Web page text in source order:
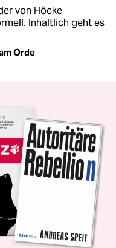
von Höcke
Inhaltlich geht es
Orde